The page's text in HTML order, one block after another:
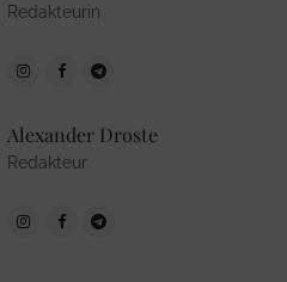
Redakteurin
Alexander Droste
Redakteur